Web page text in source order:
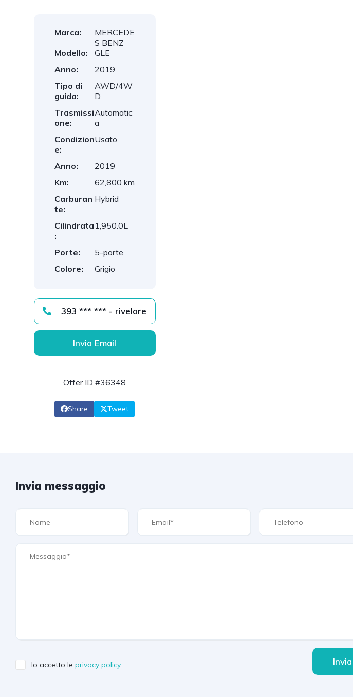
Marca:
MERCEDE
S BENZ
Modello:
GLE
Anno:
2019
Tipo di
guida:
AWD/4W
D
Trasmissi
one:
Automatic
a
Condizion
e:
Usato
Anno:
2019
Km:
62,800 km
Carburan
te:
Hybrid
Cilindrata
:
1,950.0L
Porte:
5-porte
Colore:
Grigio
393 *** *** - rivelare
Invia Email
Offer ID #36348
Share Tweet
Invia messaggio
Io accetto le privacy policy Invia